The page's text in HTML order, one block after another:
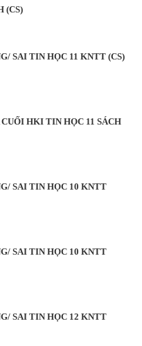
(CS)
SAI TIN HỌC 11 KNTT (CS)
HKI TIN HỌC 11 SÁCH
SAI TIN HỌC 10 KNTT
SAI TIN HỌC 10 KNTT
SAI TIN HỌC 12 KNTT